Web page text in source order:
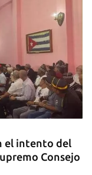
el intento del
Consejo